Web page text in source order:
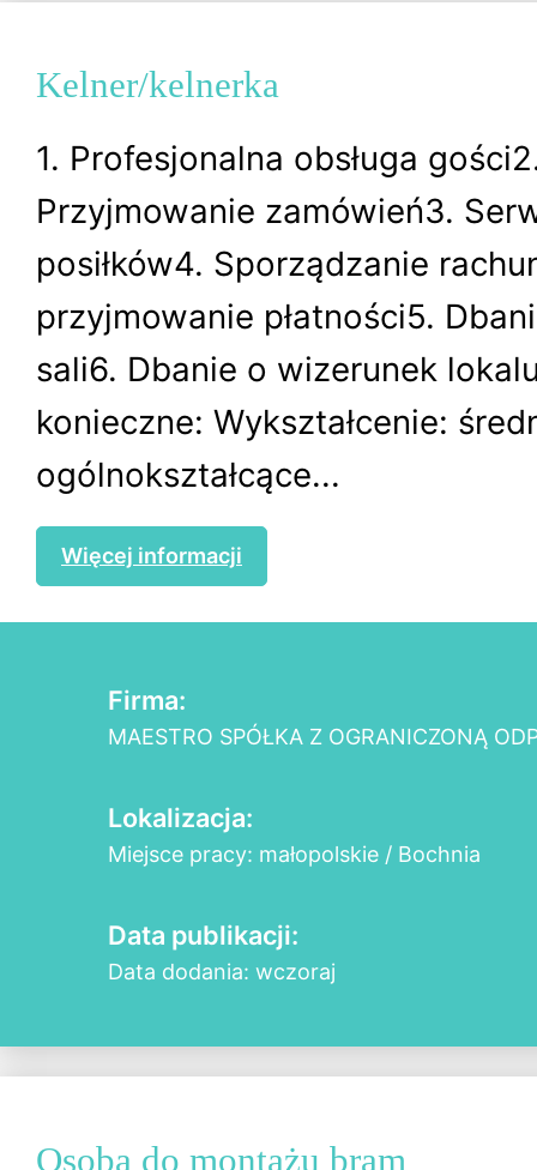
Kelner/kelnerka
1. Profesjonalna obsługa
Przyjmowanie zamówień3.
posiłków4. Sporządzanie
przyjmowanie płatności5.
sali6. Dbanie o wizerunek
konieczne: Wykształcenie:
ogólnokształcące...
Więcej informacji
Firma:
MAESTRO SPÓŁKA Z OGRANICZONĄ
Lokalizacja:
Miejsce pracy: małopolskie / Bochnia
Data publikacji:
Data dodania: wczoraj
Osoba do montażu bram